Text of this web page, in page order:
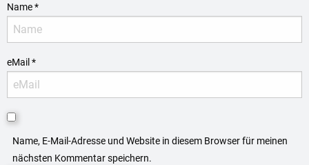
Name*
eMail *
Name, E-Mail-Adresse und Website in diesem Browser für meinen
nächsten Kommentar speichern.